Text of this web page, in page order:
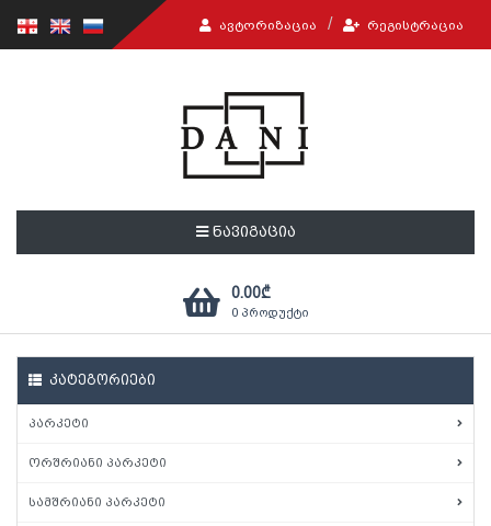
ᲐᲕᲢᲝᲠᲘᲖᲐᲪᲘᲐ ᲠᲔᲒᲘᲡᲢᲠᲐᲪᲘᲐ
ნავიგაცია
0.00₾
0პროდუქტი
კატეგორიები
პარკეტი
ორშრიანი პარკეტი
სამშრიანი პარკეტი